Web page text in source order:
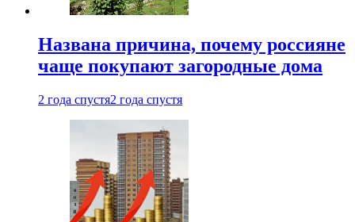
Названа причина, почему россияне
чаще покупают загородные дома
2 года спустя2 года спустя